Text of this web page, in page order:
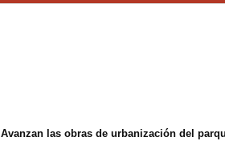
Avanzan las obras de urbanización del